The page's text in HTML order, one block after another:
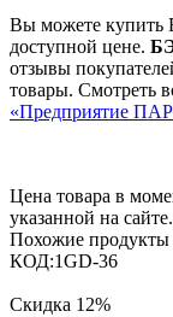
Вы можете купить
доступной цене.
отзывы
товары. Смотреть
«Предприятие
Цена товара в
указанной на сайте.
Похожие продукты
КОД:1GD-36
Скидка 12%